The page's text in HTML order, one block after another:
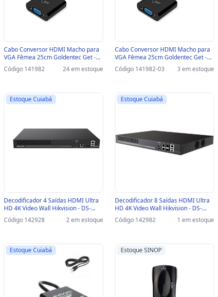
Cabo Conversor HDMI Macho para
VGA Fêmea 25cm Goldentec Get -
GT 72396 - 72396
Código 141982 24 em estoque
Cabo Conversor HDMI Macho para
VGA Fêmea 25cm Goldentec Get -
GT 72396-SINOP-03 - 72396
Código 141982-03 3 em estoque
Estoque Cuiabá
Decodificador 4 Saídas HDMI Ultra
HD 4K Video Wall Hikvision - DS-
6904UDI(C) - DS-6904UDI(C)
Código 142928 2 em estoque
Estoque Cuiabá
Decodificador 8 Saídas HDMI Ultra
HD 4K Video Wall Hikvision - DS-
6908UDI (C) - DS-6908UDI (C)
Código 142982 1 em estoque
Estoque Cuiabá Estoque SINOP